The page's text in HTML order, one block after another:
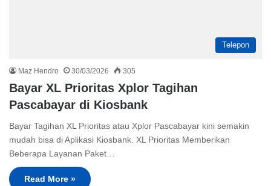
Telepon
Maz Hendro 30/03/2026 305
Bayar XL Prioritas Xplor Tagihan
Pascabayar di Kiosbank
Bayar Tagihan XL Prioritas atau Xplor Pascabayar kini semakin
mudah bisa di Aplikasi Kiosbank. XL Prioritas Memberikan
Beberapa Layanan Paket…
Read More »